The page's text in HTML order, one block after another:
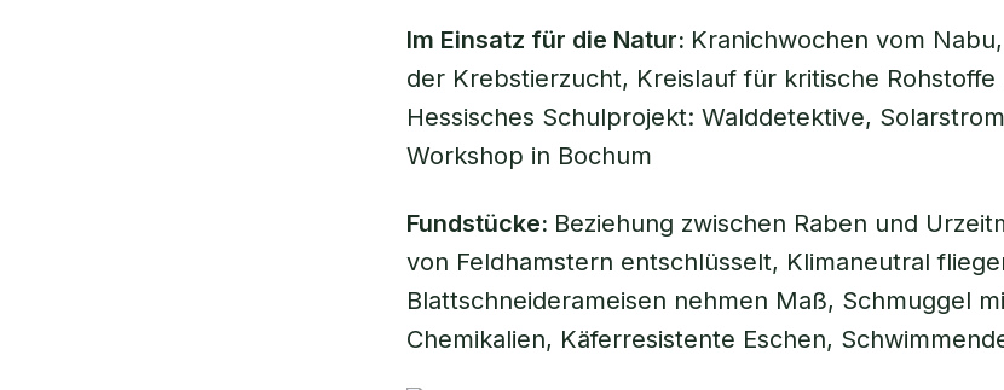
Im Einsatz für die Natur: Kranichwochen vom
der Krebstierzucht, Kreislauf für kritische Rohstoffe
Hessisches Schulprojekt: Walddetektive,
Workshop in Bochum
Fundstücke: Beziehung zwischen Raben und
von Feldhamstern entschlüsselt, Klimaneutral
Blattschneiderameisen nehmen Maß, Schmuggel
Chemikalien, Käferresistente Eschen,